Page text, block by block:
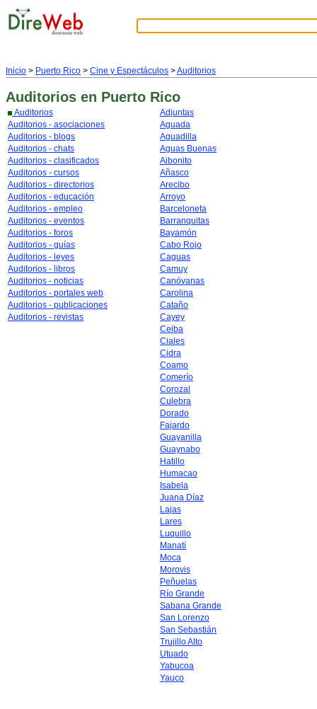
Inicio > Puerto Rico > Cine y Espectáculos >Auditorios
Auditorios en Puerto Rico
Auditorios
Auditorios - asociaciones
Auditorios - blogs
Auditorios - chats
Auditorios - clasificados
Auditorios - cursos
Auditorios - directorios
Auditorios - educación
Auditorios - empleo
Auditorios - eventos
Auditorios - foros
Auditorios - guías
Auditorios - leyes
Auditorios - libros
Auditorios - noticias
Auditorios - portales web
Auditorios - publicaciones
Auditorios - revistas
Adjuntas
Aguada
Aguadilla
Aguas Buenas
Aibonito
Añasco
Arecibo
Arroyo
Barceloneta
Barranquitas
Bayamón
Cabo Rojo
Caguas
Camuy
Canóvanas
Carolina
Cataño
Cayey
Ceiba
Ciales
Cidra
Coamo
Comerío
Corozal
Culebra
Dorado
Fajardo
Guayanilla
Guaynabo
Hatillo
Humacao
Isabela
Juana Díaz
Lajas
Lares
Luquillo
Manatí
Moca
Morovis
Peñuelas
Río Grande
Sabana Grande
San Lorenzo
San Sebastián
Trujillo Alto
Utuado
Yabucoa
Yauco